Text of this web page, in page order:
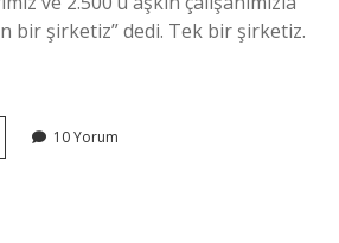
bir şirketiz” dedi. Tek bir şirketiz.
10 Yorum